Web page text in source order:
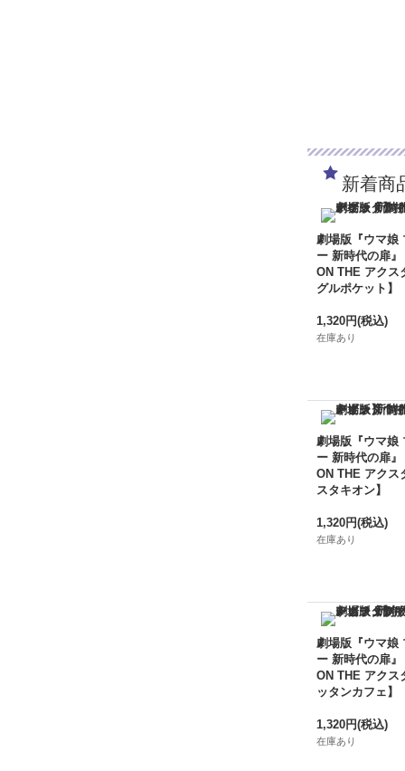
新着商
劇場版『ウマ娘
ー 新時代の扉』
ON THE アクス
グルポケット】
1,320円(税込)
在庫あり
劇場版『ウマ娘
ー 新時代の扉』
ON THE アクス
スタキオン】
1,320円(税込)
在庫あり
劇場版『ウマ娘
ー 新時代の扉』
ON THE アクス
ッタンカフェ】
1,320円(税込)
在庫あり